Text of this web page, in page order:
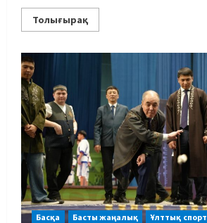
Толығырақ
Басқа Басты жаңалық Ұлттық спорт